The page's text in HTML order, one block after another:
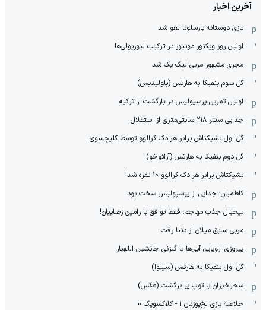
آخرین اخبار
بازی دوستانه بارسلونا لغو شد
اولین روز ویکتور مونیوز در ترکیب لیورپولی‌ها
مجری مشهور مربی لیگ یک شد
گل سوم بنفیکا به هارتس (پاولیدیس)
اولین تمرین پرسپولیس در بازگشت از ترکیه
جدایی سنتر ۲۱۸ سانتی‌متری از استقلال
گل اول بشیکتاش برابر هرادک کرالوو توسط کلیچسوی
گل دوم بنفیکا به هارتس (آرائوخو)
بشیکتاش برابر هرادک کرالوو 10 نفره شد!
کاظمیان: جدایی از پرسپولیس سخت بود
بیخیال جذب مهاجم: فقط توافق با رامین رضاییان!
مربی سابق میلان از دنیا رفت
پیروزی اروپایی آبی‌ها با گلزنی جانشین اللهیار
گل اول بنفیکا به هارتس (سیلوا)
سحرخیزان با توپ پر برگشت (عکس)
خلاصه بازی لخ‌پوزنان 1 - کلاکسویک 0